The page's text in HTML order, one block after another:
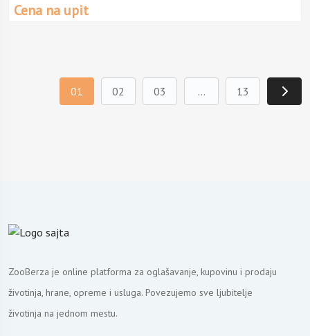
Cena na upit
01 02 03 ... 13
ZooBerza je online platforma za oglašavanje, kupovinu i prodaju
životinja, hrane, opreme i usluga. Povezujemo sve ljubitelje
životinja na jednom mestu.